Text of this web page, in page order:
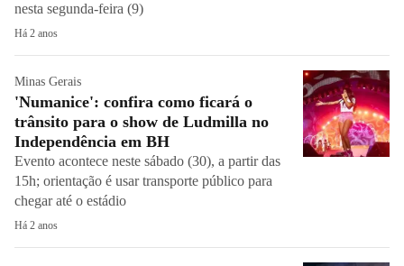
nesta segunda-feira (9)
Há 2 anos
Minas Gerais
'Numanice': confira como ficará o
trânsito para o show de Ludmilla no
Independência em BH
Evento acontece neste sábado (30), a partir das
15h; orientação é usar transporte público para
chegar até o estádio
Há 2 anos